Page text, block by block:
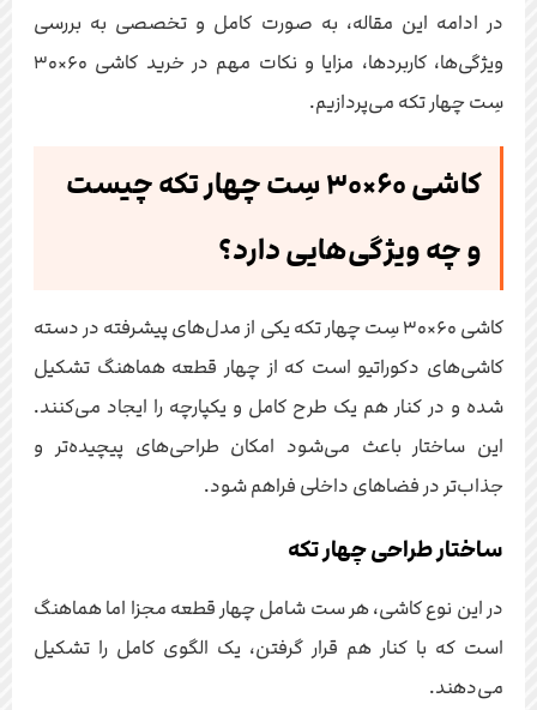
در ادامه این مقاله، به صورت کامل و تخصصی به بررسی
ویژگی‌ها، کاربردها، مزایا و نکات مهم در خرید کاشی ۶۰×۳۰
سِت چهار تکه می‌پردازیم.
کاشی ۶۰×۳۰ سِت چهار تکه چیست
و چه ویژگی‌هایی دارد؟
کاشی ۶۰×۳۰ سِت چهار تکه یکی از مدل‌های پیشرفته در دسته
کاشی‌های دکوراتیو است که از چهار قطعه هماهنگ تشکیل
شده و در کنار هم یک طرح کامل و یکپارچه را ایجاد می‌کنند.
این ساختار باعث می‌شود امکان طراحی‌های پیچیده‌تر و
جذاب‌تر در فضاهای داخلی فراهم شود.
ساختار طراحی چهار تکه
در این نوع کاشی، هر ست شامل چهار قطعه مجزا اما هماهنگ
است که با کنار هم قرار گرفتن، یک الگوی کامل را تشکیل
می‌دهند.